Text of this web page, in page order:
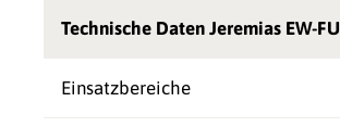
Technische Daten Jeremias EW-FU
Einsatzbereiche